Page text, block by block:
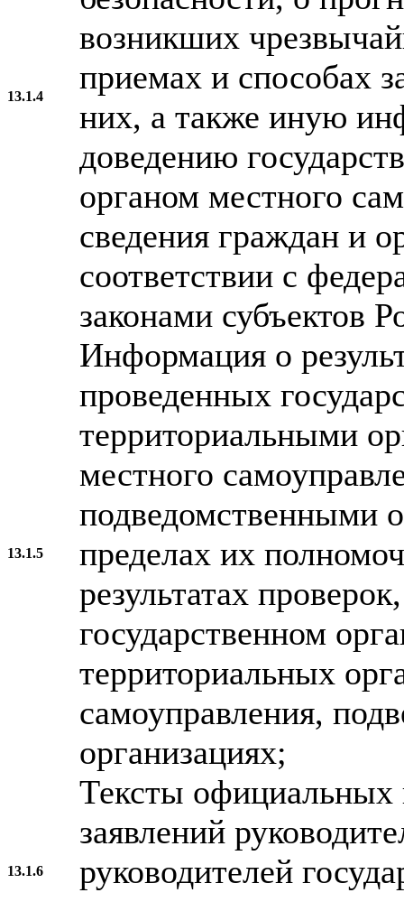
13.1.4
возникших
приемах и способах
них, а также иную
доведению
органом местного
сведения граждан и
соответствии с
законами субъектов
13.1.5
Информация о
проведенных
территориальными
местного
подведомственными
пределах их
результатах
государственном
территориальных
самоуправления,
организациях;
13.1.6
Тексты официальных
заявлений
руководителей